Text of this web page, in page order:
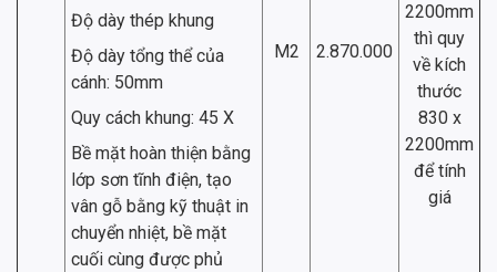
Độ dày thép khung
Độ dày tổng thể của
cánh: 50mm
Quy cách khung: 45 X
Bề mặt hoàn thiện bằng
lớp sơn tĩnh điện, tạo
vân gỗ bằng kỹ thuật in
chuyển nhiệt, bề mặt
cuối cùng được phủ
M2 2.870.000
2200mm
thì quy
về kích
thước
830 x
2200mm
để tính
giá